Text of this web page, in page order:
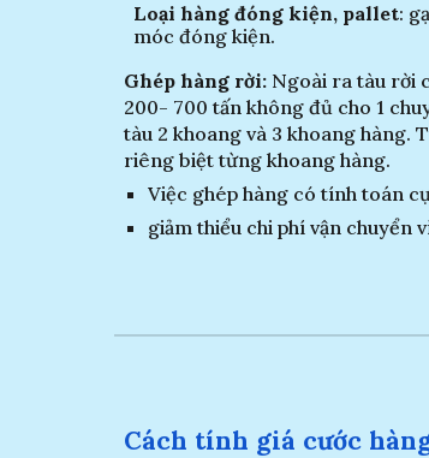
Loại hàng đóng kiện, pallet:
móc đóng kiện.
Ghép hàng rời:Ngoài ra tàu rời
200- 700 tấn không đủ cho 1
tàu 2 khoang và 3 khoang hàng.
riêng biệt từng khoang hàng.
Việc ghép hàng có tính toán
giảm thiểu chi phí vận chuyển
Cách tính giá cước